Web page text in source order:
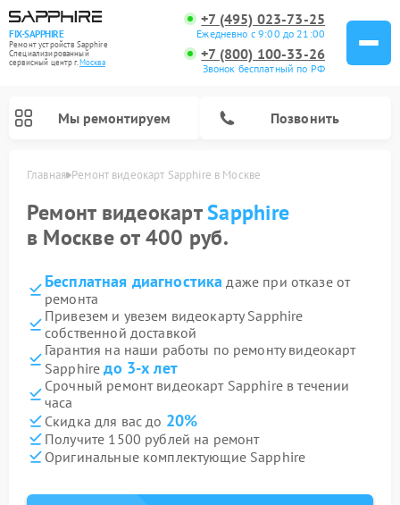
FIX-SAPPHIRE
Ремонт устройств Sapphire
Специализированный
cервисный центр г.Москва
+7 (495) 023-73-25
Ежедневно с 9:00 до 21:00
+7 (800) 100-33-26
Звонок бесплатный по РФ
Мы ремонтируем Позвонить
Главная Ремонт видеокарт Sapphire в Москве
Ремонт видеокартSapphire
в Москве от 400 руб.
Бесплатная диагностика даже при отказе от
ремонта
Привезем и увезем видеокарту Sapphire
собственной доставкой
Гарантия на наши работы по ремонту видеокарт
Sapphireдо 3-х лет
Срочный ремонт видеокарт Sapphire в течении
часа
Скидка для вас до 20%
Получите 1500 рублей на ремонт
Оригинальные комплектующие Sapphire